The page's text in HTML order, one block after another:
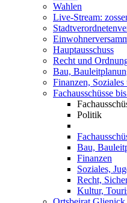
Wahlen
Live-Stream:
Hauptausschuss
Recht und
Bau,
Finanzen,
Fachausschüsse
Politik
Bau,
Finanzen
Soziales,
Recht,
Kultur,